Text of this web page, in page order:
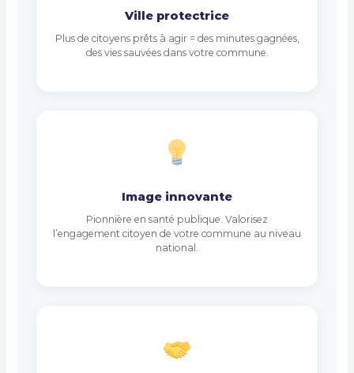
Ville protectrice
Plus de citoyens prêts à agir = des minutes gagnées,
des vies sauvées dans votre commune.
Image innovante
Pionnière en santé publique. Valorisez
l’engagement citoyen de votre commune au niveau
national.